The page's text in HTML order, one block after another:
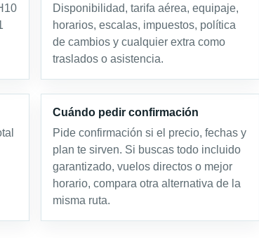
Disponibilidad, tarifa aérea, equipaje,
horarios, escalas, impuestos, política
de cambios y cualquier extra como
traslados o asistencia.
Cuándo pedir confirmación
Pide confirmación si el precio, fechas y
plan te sirven. Si buscas todo incluido
garantizado, vuelos directos o mejor
horario, compara otra alternativa de la
misma ruta.